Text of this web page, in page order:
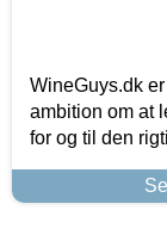
WineGuys.dk
ambition om at
for og til den